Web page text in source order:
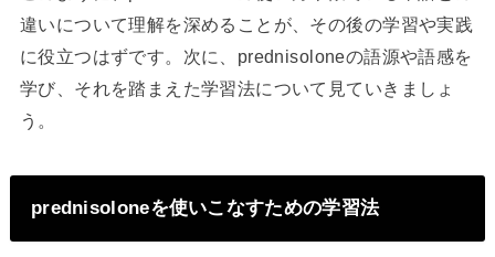
違いについて理解を深めることが、その後の学習や実践
に役立つはずです。次に、prednisoloneの語源や語感を
学び、それを踏まえた学習法について見ていきましょ
う。
prednisoloneを使いこなすための学習法